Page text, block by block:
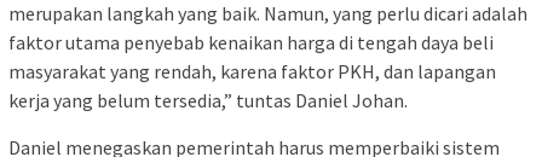
merupakan langkah yang baik. Namun, yang perlu dicari adalah
faktor utama penyebab kenaikan harga di tengah daya beli
masyarakat yang rendah, karena faktor PKH, dan lapangan
kerja yang belum tersedia,” tuntas Daniel Johan.
Daniel menegaskan pemerintah harus memperbaiki sistem